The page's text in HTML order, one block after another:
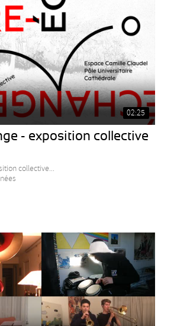
02:25
- exposition collective
collective...